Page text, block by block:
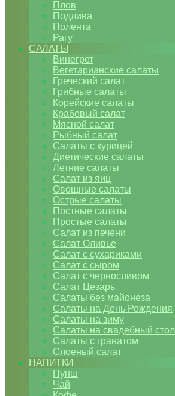
Плов
Подлива
Полента
Рагу
САЛАТЫ
Винегрет
Вегетарианские салаты
Греческий салат
Грибные салаты
Корейские салаты
Крабовый салат
Мясной салат
Рыбный салат
Салаты с курицей
Диетические салаты
Летние салаты
Салат из яиц
Овощные салаты
Острые салаты
Постные салаты
Простые салаты
Салат из печени
Салат Оливье
Салат с сухариками
Салат с сыром
Салат с черносливом
Салат Цезарь
Салаты без майонеза
Салаты на День Рождения
Салаты на зиму
Салаты на свадебный стол
Салаты с гранатом
Слоеный салат
НАПИТКИ
Пунш
Чай